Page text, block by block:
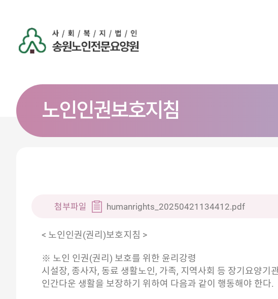
노인인권보호지침
첨부파일 humanrights_20250421134412.pdf
< 노인인권(권리)보호지침 >
※ 노인 인권(권리) 보호를 위한 윤리강령
시설장, 종사자, 동료 생활노인, 가족, 지역사회 등 장기요양기
인간다운 생활을 보장하기 위하여 다음과 같이 행동해야 한다.